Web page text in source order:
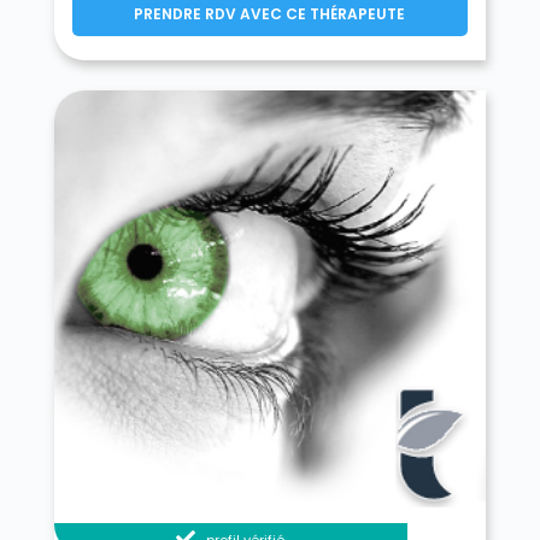
Fresney-le-Vieux 14220
Garcelles-Secqueville 14540
Gerrots 14430
Giberville 14730
Glos 14100
Gonneville-en-Auge 14810
Gonneville-sur-Honfleur 14600
Gonneville-sur-Mer 14510
Goupillières 14210
Goustranville 14430
Gouvix 14680
Grainville-Langannerie 14190
Grainville-sur-Odon 14210
Grandcamp-Maisy 14450
Grangues 14160
Graye-sur-Mer 14470
Grentheville 14540
Grimbosq 14220
Guéron 14400
Hermanville-sur-Mer 14880
Hermival-les-Vaux 14100
Hérouville-Saint-Clair 14200
Heuland 14430
Le Hom 14220
Hotot-en-Auge 14430
PRENDRE RDV AVEC CE THÉRAPEUTE